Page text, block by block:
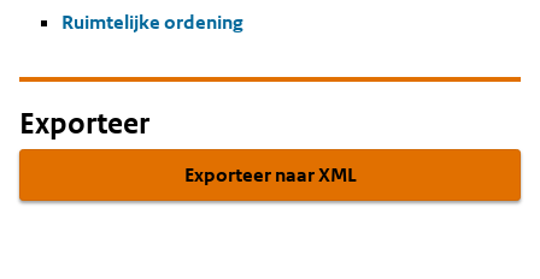
Ruimtelijke ordening
Exporteer
Exporteer naar XML